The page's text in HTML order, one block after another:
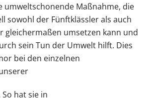
umweltschonende Maßnahme, die
sowohl der Fünftklässler als auch
gleichermaßen umsetzen kann und
sein Tun der Umwelt hilft. Dies
bei den einzelnen
hat sie in